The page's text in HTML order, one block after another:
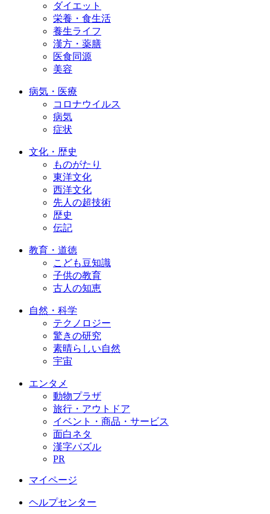
ダイエット
栄養・食生活
養生ライフ
漢方・薬膳
医食同源
美容
病気・医療
コロナウイルス
病気
症状
文化・歴史
ものがたり
東洋文化
西洋文化
先人の超技術
歴史
伝記
教育・道徳
こども豆知識
子供の教育
古人の知恵
自然・科学
テクノロジー
驚きの研究
素晴らしい自然
宇宙
エンタメ
動物プラザ
旅行・アウトドア
イベント・商品・サービス
面白ネタ
漢字パズル
PR
マイページ
ヘルプセンター